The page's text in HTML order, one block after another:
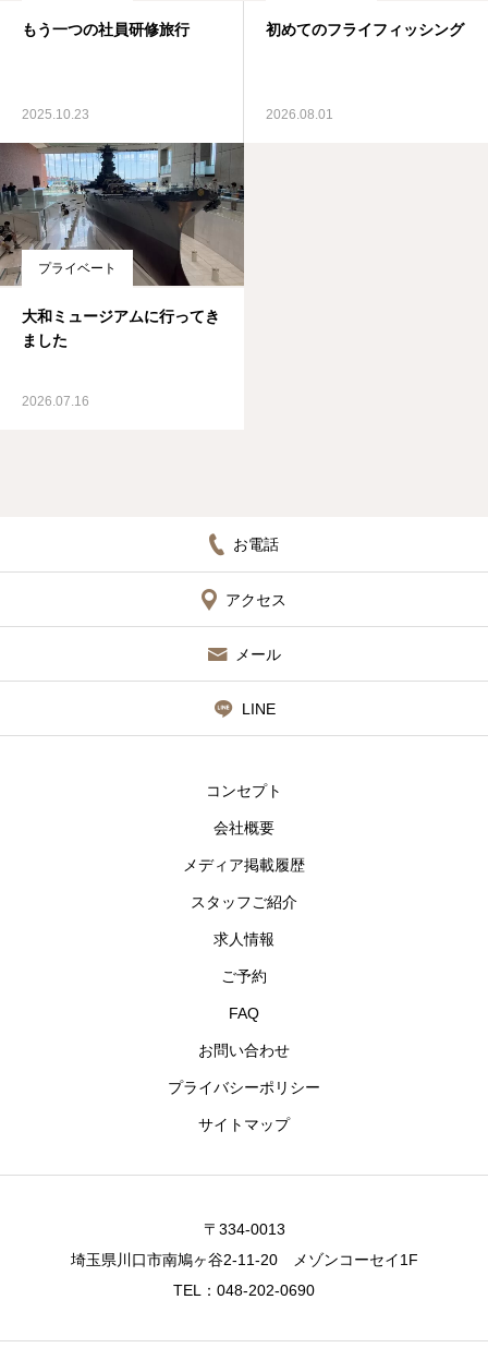
もう一つの社員研修旅行
2025.10.23
初めてのフライフィッシング
2026.08.01
プライベート
大和ミュージアムに行ってき
ました
2026.07.16
お電話
アクセス
メール
LINE
コンセプト
会社概要
メディア掲載履歴
スタッフご紹介
求人情報
ご予約
FAQ
お問い合わせ
プライバシーポリシー
サイトマップ
〒334-0013
埼玉県川口市南鳩ヶ谷2-11-20 メゾンコーセイ1F
TEL：048-202-0690